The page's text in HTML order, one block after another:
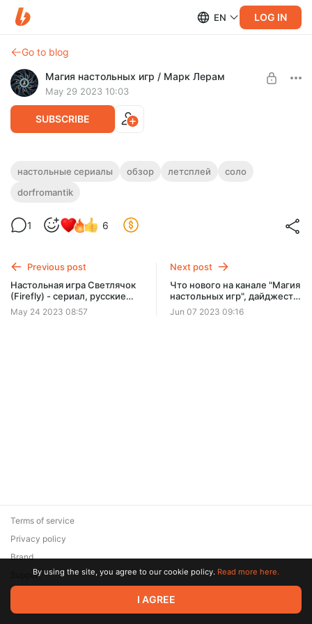
EN LOG IN
Go to blog
Магия настольных игр / Марк Лерам
May 29 2023 10:03
SUBSCRIBE
Dorfromantik: The Board Game -
медитативная игра, обзор, правила,
Дорфромантик. Обзор, правила на русском и кампания.
UNLOCK POST
настольные сериалы обзор летсплей
соло
dorfromantik
1 6
Previous post
Настольная игра Светлячок
(Firefly) - сериал, русские
правила и переиздание Биг
Бокс
May 24 2023 08:57
Next post
Что нового на канале "Магия
настольных игр", дайджест
за май
Jun 07 2023 09:16
© 2026 Zaya Solutions Limited. All rights reserved. All trademarks
are the property of their respective owners.
Terms of service
Privacy policy
Brand
SupportBy using the site, you agree to our cookie policy. Read more here.
I AGREE